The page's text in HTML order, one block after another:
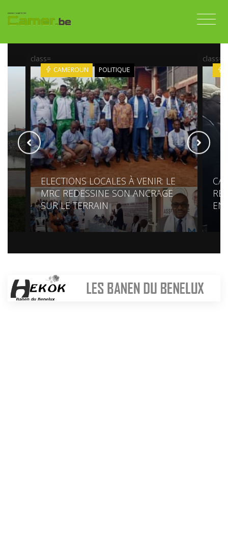
class=
CAMEROUN POLITIQUE
ELECTIONS LOCALES À VENIR: LE
MRC REDESSINE SON ANCRAGE
SUR LE TERRAIN
class=
EN